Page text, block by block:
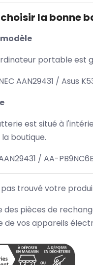
la bonne
portable est
AAN29431 / Asus
est situé à
boutique.
/ AA-
pas trouvé votre
des pièces de
de vos appareils